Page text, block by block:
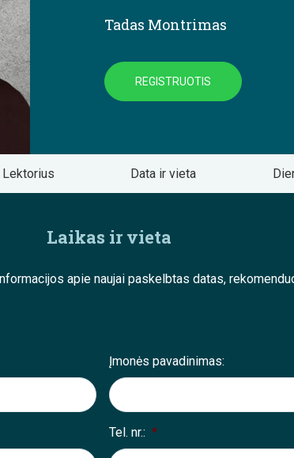
Tadas Montrimas
REGISTRUOTIS
Lektorius Data ir vieta
Laikas ir vieta
apie naujai paskelbtas datas,
Įmonės pavadinimas:
Tel. nr.: *